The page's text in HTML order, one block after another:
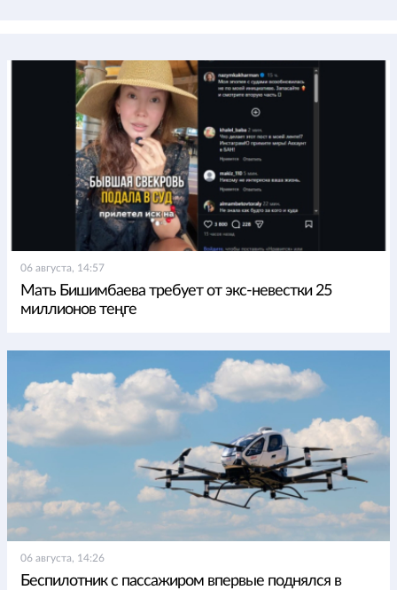
06 августа, 14:57
Мать Бишимбаева требует от экс-невестки 25
миллионов теңге
06 августа, 14:26
Беспилотник с пассажиром впервые поднялся в